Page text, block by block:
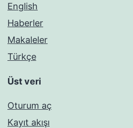
English
Haberler
Makaleler
Türkçe
Üst veri
Oturum aç
Kayıt akışı